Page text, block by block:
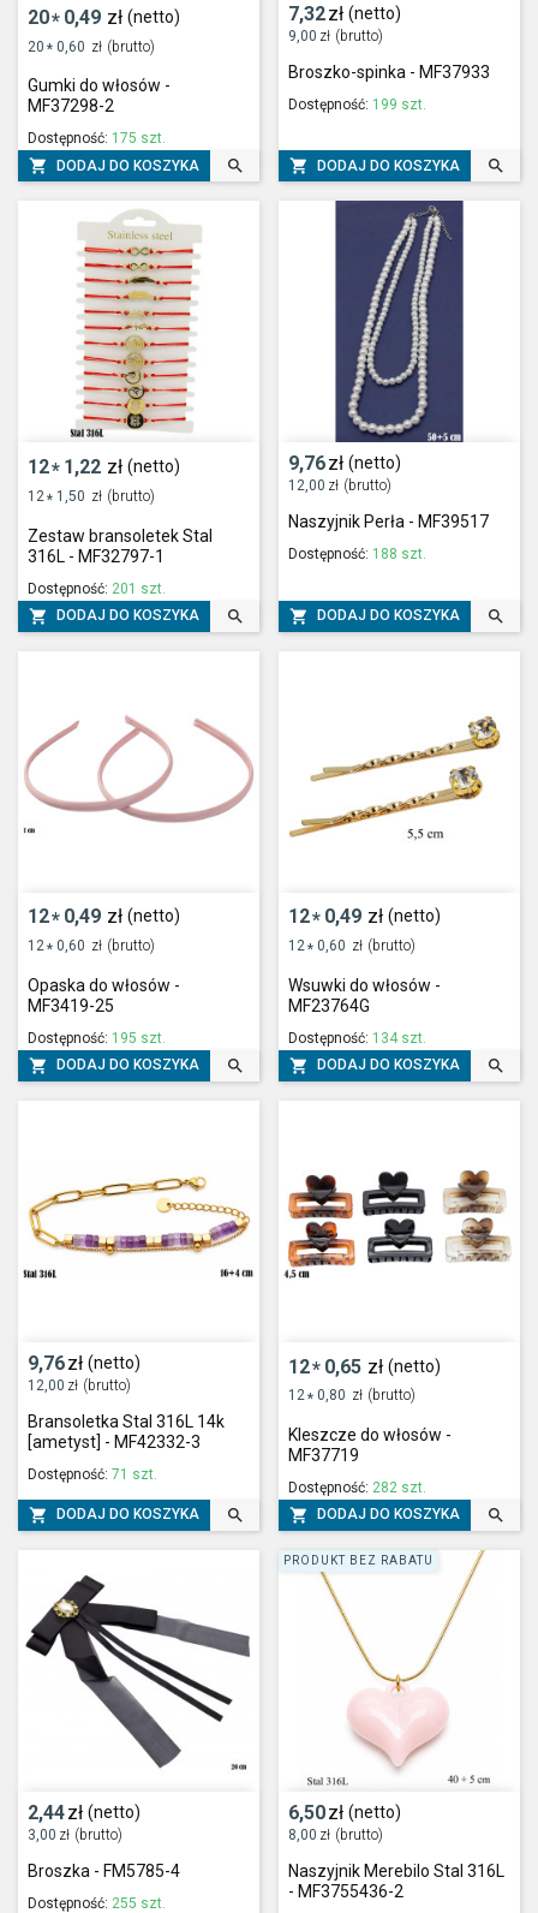
20* 0,49 zł (netto)
20 * 0,60 zł (brutto)
Gumki do włosów -
MF37298-2
Dostępność: 175 szt.
 DODAJ DO KOSZYKA 
7,32zł (netto)
9,00 zł (brutto)
Broszko-spinka - MF37933
Dostępność: 199 szt.
 DODAJ DO KOSZYKA 
12* 1,22 zł (netto)
12 * 1,50 zł (brutto)
Zestaw bransoletek Stal
316L - MF32797-1
Dostępność: 201 szt.
 DODAJ DO KOSZYKA 
9,76zł (netto)
12,00 zł (brutto)
Naszyjnik Perła - MF39517
Dostępność: 188 szt.
 DODAJ DO KOSZYKA 
12* 0,49 zł (netto)
12* 0,60 zł (brutto)
Opaska do włosów -
MF3419-25
Dostępność: 195 szt.
 DODAJ DO KOSZYKA 
12* 0,49 zł (netto)
12* 0,60 zł (brutto)
Wsuwki do włosów -
MF23764G
Dostępność: 134 szt.
 DODAJ DO KOSZYKA 
9,76zł (netto)
12,00 zł (brutto)
Bransoletka Stal 316L 14k
[ametyst] - MF42332-3
Dostępność: 71 szt.
 DODAJ DO KOSZYKA 
12* 0,65 zł (netto)
12* 0,80 zł (brutto)
Kleszcze do włosów -
MF37719
Dostępność: 282 szt.
 DODAJ DO KOSZYKA 
2,44zł (netto)
3,00 zł (brutto)
Broszka - FM5785-4
Dostępność: 255 szt.
6,50zł (netto)
8,00 zł (brutto)
Naszyjnik Merebilo Stal 316L
- MF3755436-2
PRODUKT BEZ RABATU